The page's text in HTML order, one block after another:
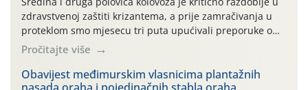
zdravstvenoj zaštiti krizantema, a prije zamračivanja u
proteklom smo mjesecu tri puta upućivali preporuke o
preventivnim mjerama zaštite krizantema od najčešćih
uzročnika bolesti, štetnika i fito-fagnih grinja (23.7., 14.7.,
06.7.)! Na početku ovog mjeseca je zabilježeno je
povijesno i ekstremno vruće meteorološko razdoblje, uz
Pročitajte više
Obavijest međimurskim vlasnicima plantažnih